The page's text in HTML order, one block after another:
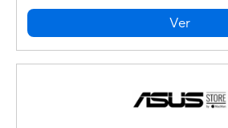
Ver